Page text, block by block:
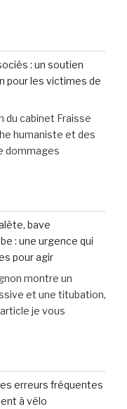
: un soutien
pour les victimes de
du cabinet Fraisse
humaniste et des
dommages
bave
: une urgence qui
pour agir
montre un
et une titubation,
je vous
erreurs fréquentes
à vélo